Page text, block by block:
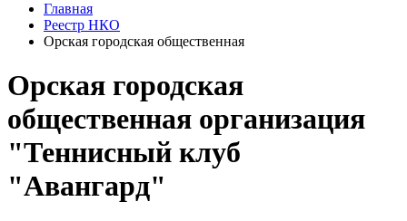
Главная
Реестр НКО
Орская городская общественная
Орская городская
общественная организация
"Теннисный клуб
"Авангард"